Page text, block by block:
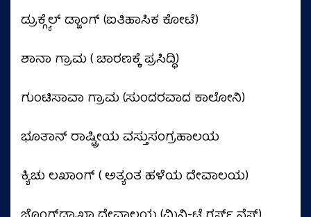
ಡ್ರುಕ್ಗ್ಯೆಲ್ ಡ್ಜಾಂಗ್ (ಐತಿಹಾಸಿಕ ಕೋಟೆ)
ಶಾನಾ ಗ್ರಾಮ ( ಚಾರಣಕ್ಕೆ ಪ್ರಸಿದ್ಧಿ)
ಗುಂಟಿಸಾವಾ ಗ್ರಾಮ (ಸುಂದರವಾದ ಕಾಲೋನಿ)
ಭೂತಾನ್ ರಾಷ್ಟ್ರೀಯ ವಸ್ತುಸಂಗ್ರಹಾಲಯ
ಕ್ಯಿಚು ಲಖಾಂಗ್ ( ಅತ್ಯಂತ ಹಳೆಯ ದೇವಾಲಯ)